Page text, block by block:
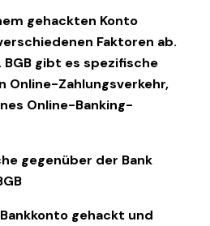
gehackten Konto
Faktoren ab.
gibt es spezifische
Online-Zahlungsverkehr,
Online-Banking-
gegenüber der Bank
gehackt und